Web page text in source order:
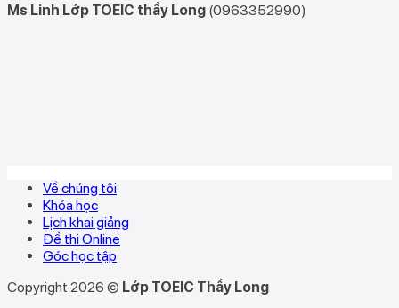
Ms Linh Lớp TOEIC thầy Long (0963352990)
Về chúng tôi
Khóa học
Lịch khai giảng
Đề thi Online
Góc học tập
Copyright 2026 © Lớp TOEIC Thầy Long